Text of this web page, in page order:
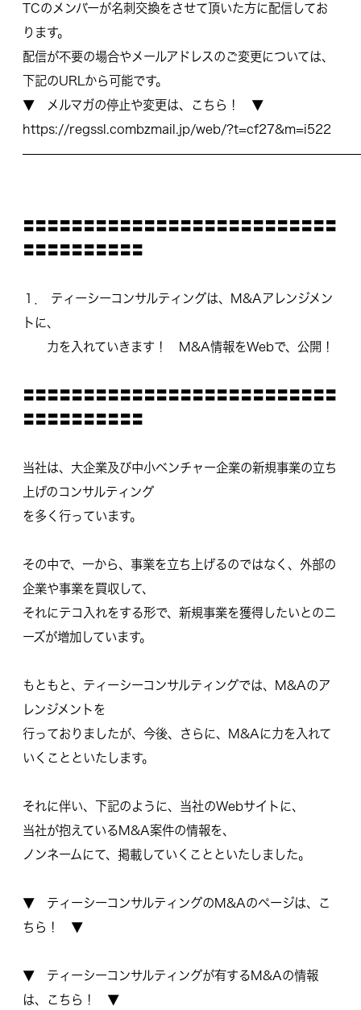
TCのメンバーが名刺交換をさせて頂いた方に配信してお
ります。
配信が不要の場合やメールアドレスのご変更については、
下記のURLから可能です。
▼ メルマガの停止や変更は、こちら！ ▼
https://regssl.combzmail.jp/web/?t=cf27&m=i522
〓〓〓〓〓〓〓〓〓〓〓〓〓〓〓〓〓〓〓〓〓〓〓〓〓〓
〓〓〓〓〓〓〓〓〓〓
１． ティーシーコンサルティングは、M&Aアレンジメン
トに、
力を入れていきます！ M&A情報をWebで、公開！
〓〓〓〓〓〓〓〓〓〓〓〓〓〓〓〓〓〓〓〓〓〓〓〓〓〓
〓〓〓〓〓〓〓〓〓〓
当社は、大企業及び中小ベンチャー企業の新規事業の立ち
上げのコンサルティング
を多く行っています。
その中で、一から、事業を立ち上げるのではなく、外部の
企業や事業を買収して、
それにテコ入れをする形で、新規事業を獲得したいとのニ
ーズが増加しています。
もともと、ティーシーコンサルティングでは、M&Aのア
レンジメントを
行っておりましたが、今後、さらに、M&Aに力を入れて
いくことといたします。
それに伴い、下記のように、当社のWebサイトに、
当社が抱えているM&A案件の情報を、
ノンネームにて、掲載していくことといたしました。
▼ ティーシーコンサルティングのM&Aのページは、こ
ちら！ ▼
▼ ティーシーコンサルティングが有するM&Aの情報
は、こちら！ ▼